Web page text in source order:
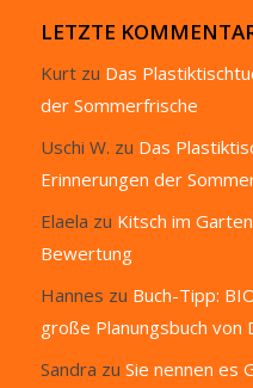
LETZTE
Kurtzu Das
der Sommerfrische
Uschi W. zu Das
Erinnerungen der
Elaela zu Kitsch im
Bewertung
Hannes zu Buch-Tipp:
große Planungsbuch von
Sandra zu Sie nennen es